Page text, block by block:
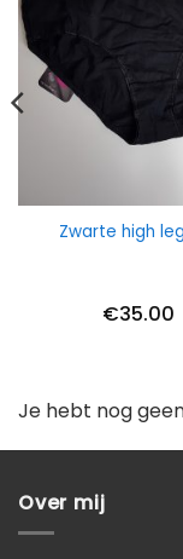
Zwarte high
€35.00
Je hebt nog
Over mij